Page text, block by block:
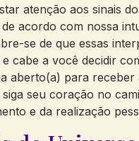
atenção aos sinais
acordo com nossa
se de que essas
cabe a você decidir
aberto(a) para receber
seu coração no
e da realização